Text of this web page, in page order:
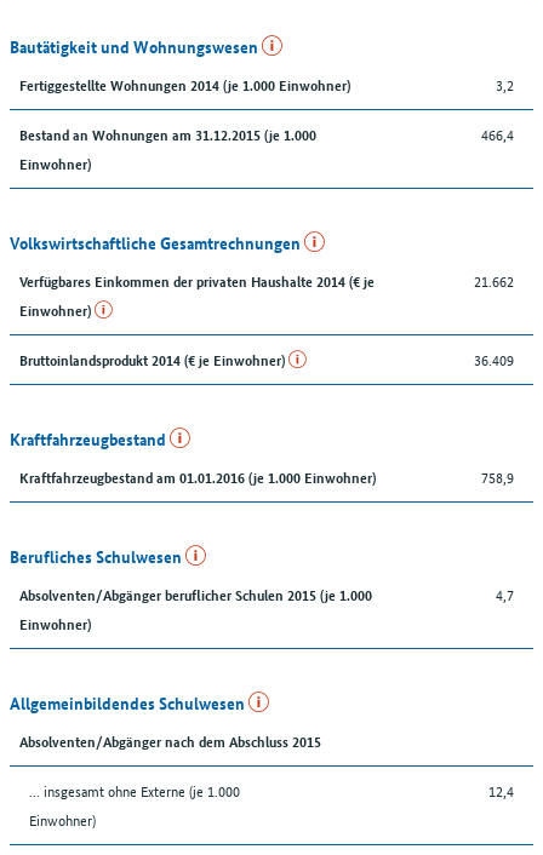
Bautätigkeit und Wohnungswesen
Fertiggestellte Wohnungen 2014 (je 1.000 Einwohner) 3,2
Bestand an Wohnungen am 31.12.2015 (je 1.000
Einwohner)
466,4
Volkswirtschaftliche Gesamtrechnungen
Verfügbares Einkommen der privaten Haushalte 2014 (€ je
Einwohner)
21.662
Bruttoinlandsprodukt 2014 (€ je Einwohner) 36.409
Kraftfahrzeugbestand
Kraftfahrzeugbestand am 01.01.2016 (je 1.000 Einwohner) 758,9
Berufliches Schulwesen
Absolventen/Abgänger beruflicher Schulen 2015 (je 1.000
Einwohner)
4,7
Allgemeinbildendes Schulwesen
Absolventen/Abgänger nach dem Abschluss 2015
... insgesamt ohne Externe (je 1.000
Einwohner)
12,4